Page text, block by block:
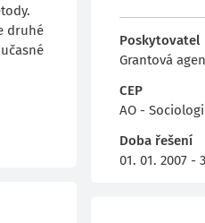
druhé
Poskytovatel
Grantová
CEP
AO -
Doba řešení
01. 01. 2007 -